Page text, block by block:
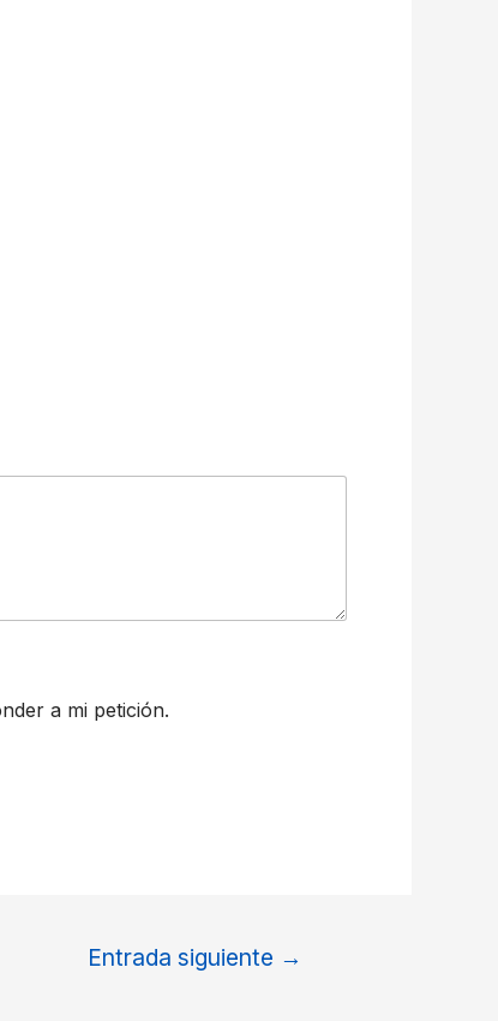
a mi petición.
Entrada siguiente →